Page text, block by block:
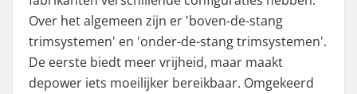
Over het algemeen zijn er 'boven-de-stang
trimsystemen' en 'onder-de-stang trimsystemen'.
De eerste biedt meer vrijheid, maar maakt
depower iets moeilijker bereikbaar. Omgekeerd